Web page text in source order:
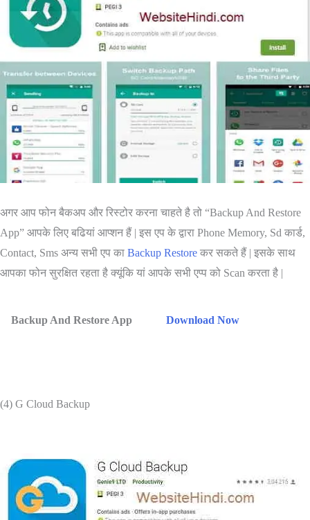
अगर आप फोन बैकअप और रिस्टोर करना चाहते है तो “Backup And Restore
App” आपके लिए बढियां आप्शन हैं | इस एप के द्वारा Phone Memory, Sd कार्ड,
Contact, Sms अन्य सभी एप का Backup Restore कर सकते हैं | इसके साथ
आपका फोन सुरक्षित रहता है क्यूंकि यां आपके सभी एप्प को Scan करता है |
Backup And Restore App Download Now
(4) G Cloud Backup